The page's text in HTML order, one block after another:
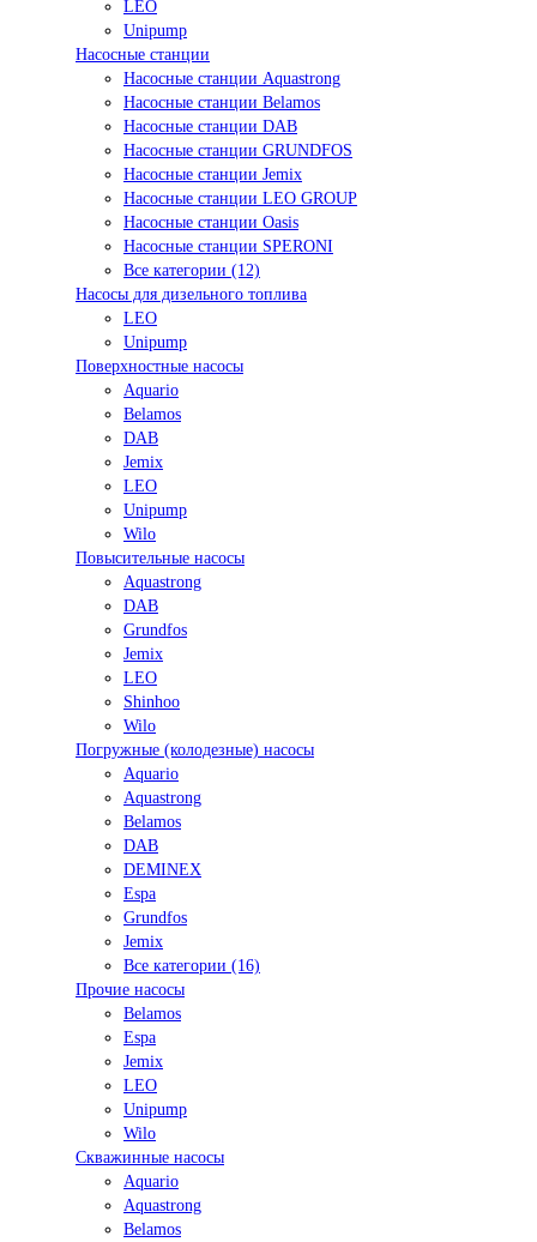
LEO
Unipump
Насосные станции
Насосные станции Aquastrong
Насосные станции Belamos
Насосные станции DAB
Насосные станции GRUNDFOS
Насосные станции Jemix
Насосные станции LEO GROUP
Насосные станции Oasis
Насосные станции SPERONI
Все категории (12)
Насосы для дизельного топлива
LEO
Unipump
Поверхностные насосы
Aquario
Belamos
DAB
Jemix
LEO
Unipump
Wilo
Повысительные насосы
Aquastrong
DAB
Grundfos
Jemix
LEO
Shinhoo
Wilo
Погружные (колодезные) насосы
Aquario
Aquastrong
Belamos
DAB
DEMINEX
Espa
Grundfos
Jemix
Все категории (16)
Прочие насосы
Belamos
Espa
Jemix
LEO
Unipump
Wilo
Скважинные насосы
Aquario
Aquastrong
Belamos